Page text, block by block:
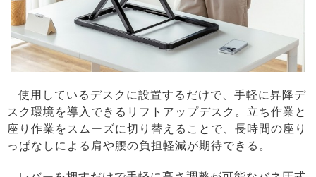
使用しているデスクに設置するだけで、手軽に昇降デ
スク環境を導入できるリフトアップデスク。立ち作業と
座り作業をスムーズに切り替えることで、長時間の座り
っぱなしによる肩や腰の負担軽減が期待できる。